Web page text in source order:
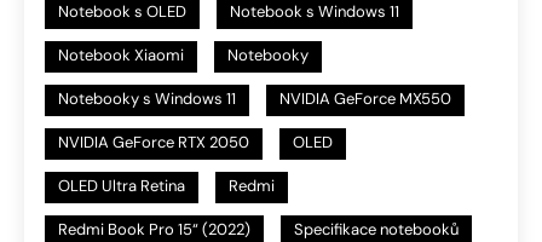
Notebook s OLED Notebook s Windows 11
Notebook Xiaomi Notebooky
Notebooky s Windows 11 NVIDIA GeForce MX550
NVIDIA GeForce RTX 2050 OLED
OLED Ultra Retina Redmi
Redmi Book Pro 15“ (2022) Specifikace notebooků